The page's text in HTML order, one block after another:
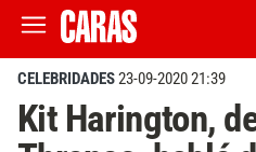
CELEBRIDADES23-09-2020 21:39
Kit Harington,